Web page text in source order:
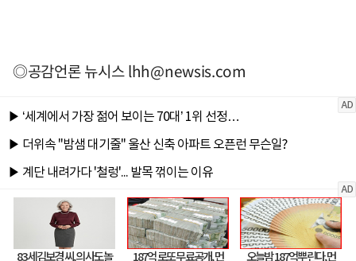
◎공감언론 뉴시스lhh@newsis.com